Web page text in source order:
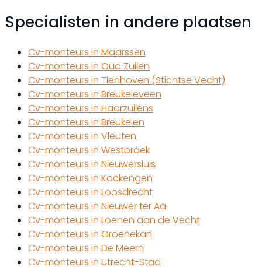
Specialisten in andere plaatsen
Cv-monteurs in Maarssen
Cv-monteurs in Oud Zuilen
Cv-monteurs in Tienhoven (Stichtse Vecht)
Cv-monteurs in Breukeleveen
Cv-monteurs in Haarzuilens
Cv-monteurs in Breukelen
Cv-monteurs in Vleuten
Cv-monteurs in Westbroek
Cv-monteurs in Nieuwersluis
Cv-monteurs in Kockengen
Cv-monteurs in Loosdrecht
Cv-monteurs in Nieuwer ter Aa
Cv-monteurs in Loenen aan de Vecht
Cv-monteurs in Groenekan
Cv-monteurs in De Meern
Cv-monteurs in Utrecht-Stad